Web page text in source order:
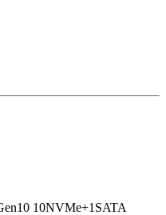
10NVMe+1SATA